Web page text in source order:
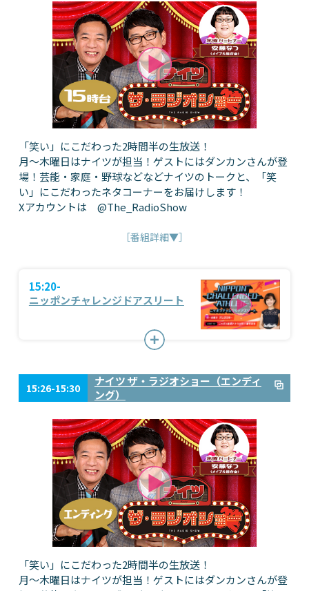
「笑い」にこだわった2時間半の生放送！
月～木曜日はナイツが担当！ゲストにはダンカンさんが登
場！芸能・家庭・野球などなどナイツのトークと、「笑
い」にこだわったネタコーナーをお届けします！
Xアカウントは @The_RadioShow
［番組詳細▼］
15:20-
ニッポンチャレンジドアスリート
15:26-15:30
ナイツ ザ・ラジオショー（エンディ
ング）
「笑い」にこだわった2時間半の生放送！
月～木曜日はナイツが担当！ゲストにはダンカンさんが登